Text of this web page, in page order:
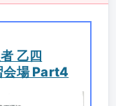
乙四
場 Part4